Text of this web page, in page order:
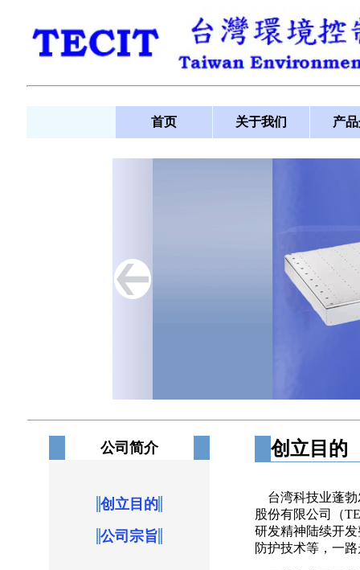
首页 关于我们 产
公司简介
创立目的
公司宗旨
创立目的
台湾科技业蓬勃
股份有限公司（
研发精神陆续开
防护技术等，一